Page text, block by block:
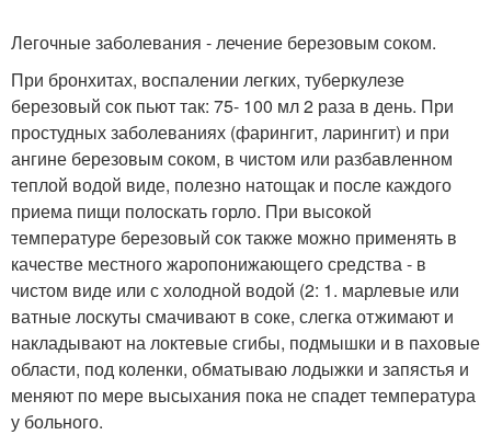
Легочные заболевания - лечение березовым соком.
При бронхитах, воспалении легких, туберкулезе
березовый сок пьют так: 75- 100 мл 2 раза в день. При
простудных заболеваниях (фарингит, ларингит) и при
ангине березовым соком, в чистом или разбавленном
теплой водой виде, полезно натощак и после каждого
приема пищи полоскать горло. При высокой
температуре березовый сок также можно применять в
качестве местного жаропонижающего средства - в
чистом виде или с холодной водой (2: 1. марлевые или
ватные лоскуты смачивают в соке, слегка отжимают и
накладывают на локтевые сгибы, подмышки и в паховые
области, под коленки, обматываю лодыжки и запястья и
меняют по мере высыхания пока не спадет температура
у больного.